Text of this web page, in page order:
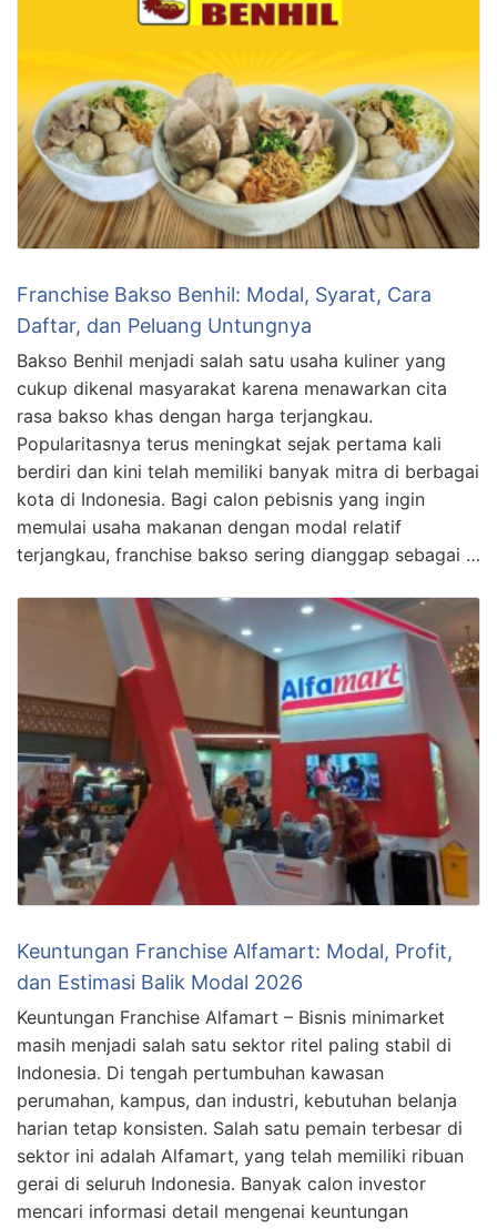
Franchise Bakso Benhil: Modal, Syarat, Cara
Daftar, dan Peluang Untungnya
Bakso Benhil menjadi salah satu usaha kuliner yang
cukup dikenal masyarakat karena menawarkan cita
rasa bakso khas dengan harga terjangkau.
Popularitasnya terus meningkat sejak pertama kali
berdiri dan kini telah memiliki banyak mitra di berbagai
kota di Indonesia. Bagi calon pebisnis yang ingin
memulai usaha makanan dengan modal relatif
terjangkau, franchise bakso sering dianggap sebagai …
Keuntungan Franchise Alfamart: Modal, Profit,
dan Estimasi Balik Modal 2026
Keuntungan Franchise Alfamart – Bisnis minimarket
masih menjadi salah satu sektor ritel paling stabil di
Indonesia. Di tengah pertumbuhan kawasan
perumahan, kampus, dan industri, kebutuhan belanja
harian tetap konsisten. Salah satu pemain terbesar di
sektor ini adalah Alfamart, yang telah memiliki ribuan
gerai di seluruh Indonesia. Banyak calon investor
mencari informasi detail mengenai keuntungan